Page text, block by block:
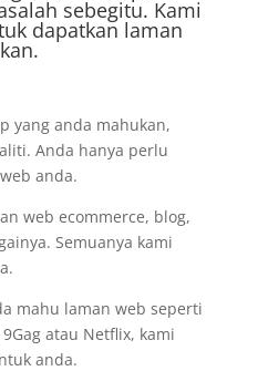
sebegitu. Kami
dapatkan laman
yang anda mahukan,
Anda hanya perlu
anda.
web ecommerce, blog,
Semuanya kami
mahu laman web seperti
atau Netflix, kami
anda.